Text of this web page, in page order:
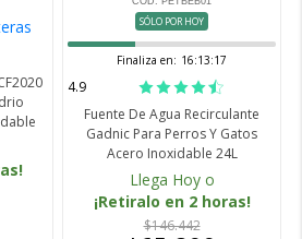
SÓLO POR HOY
Finaliza en: 16:13:16
4.9
Fuente De Agua Recirculante
Gadnic Para Perros Y Gatos
Acero Inoxidable 24L
Llega Hoy o
¡Retiralo en 2 horas!
$146.442